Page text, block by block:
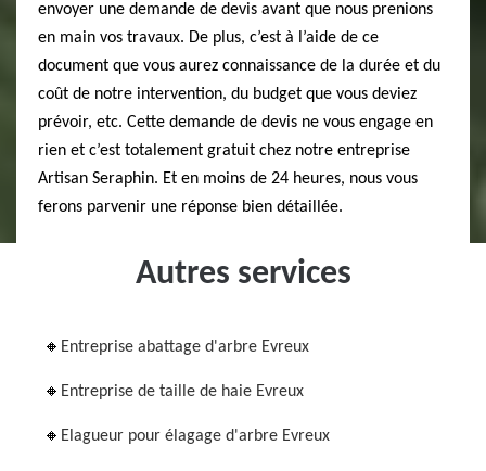
envoyer une demande de devis avant que nous prenions
en main vos travaux. De plus, c’est à l’aide de ce
document que vous aurez connaissance de la durée et du
coût de notre intervention, du budget que vous deviez
prévoir, etc. Cette demande de devis ne vous engage en
rien et c’est totalement gratuit chez notre entreprise
Artisan Seraphin. Et en moins de 24 heures, nous vous
ferons parvenir une réponse bien détaillée.
Autres services
Entreprise abattage d'arbre Evreux
Entreprise de taille de haie Evreux
Elagueur pour élagage d'arbre Evreux